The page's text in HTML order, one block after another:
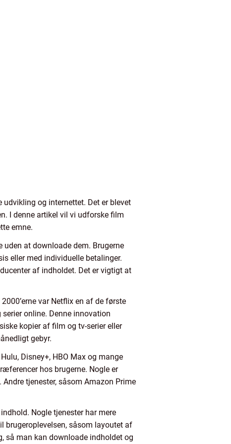
og internettet. Det er blevet
I denne artikel vil vi udforske film
emne.
uden at downloade dem. Brugerne
eller med individuelle betalinger.
af indholdet. Det er vigtigt at
var Netflix en af de første
online. Denne innovation
kopier af film og tv-serier eller
gebyr.
Disney+, HBO Max og mange
hos brugerne. Nogle er
tjenester, såsom Amazon Prime
Nogle tjenester har mere
brugeroplevelsen, såsom layoutet af
så man kan downloade indholdet og